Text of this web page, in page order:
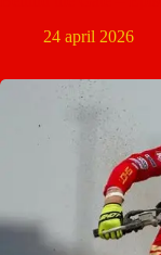
24 april 2026